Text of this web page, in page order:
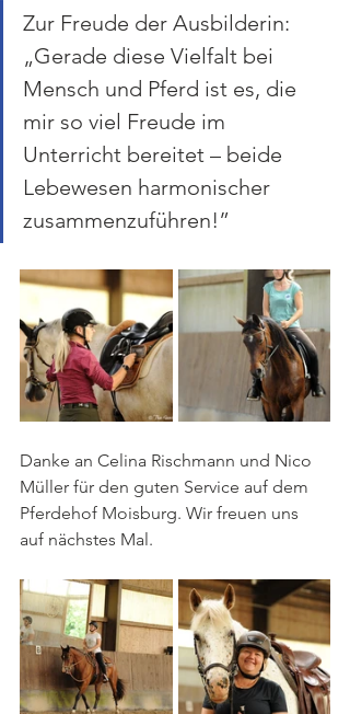
Zur Freude der Ausbilderin:
„Gerade diese Vielfalt bei
Mensch und Pferd ist es, die
mir so viel Freude im
Unterricht bereitet – beide
Lebewesen harmonischer
zusammenzuführen!”
Danke an Celina Rischmann und Nico
Müller für den guten Service auf dem
Pferdehof Moisburg. Wir freuen uns
auf nächstes Mal.